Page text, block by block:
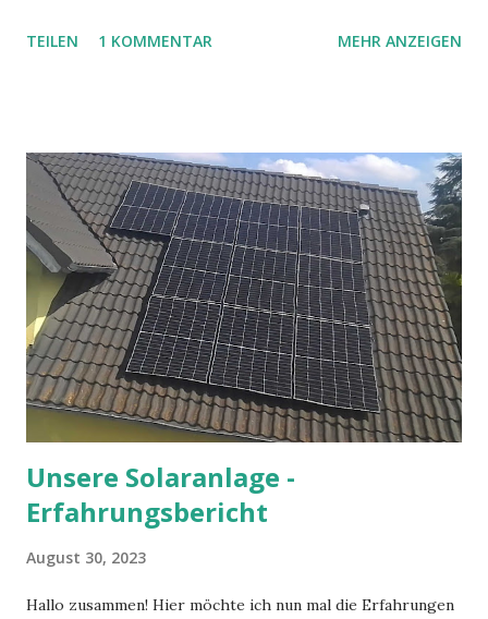
oft schwer. Bei ihm bin ich zur Erstkommunion gegangen,
prägend war für mich die Vermittlung des Wissens, dass die
Naturwissenschaften und der Glaube keine Gegensätze
sein sollten und man natürlich auch als Christ nicht davon
ausgehen muss, dass die Welt in 6 Tagen geschaffen wurde.
Seine Einsichten machten es mir einfacher, an Dinge zu
glauben, die ich sonst vielleicht verworfen hätte. Manche
könnten sagen, er habe den Kampf gegen den Krebs
verloren. In einer kölschen Mess hätte er darauf vielleicht
scherzhaft entgegnet, dass er und der Kreb...
TEILEN 1 KOMMENTAR MEHR ANZEIGEN
Unsere Solaranlage -
Erfahrungsbericht
August 30, 2023
Hallo zusammen! Hier möchte ich nun mal die Erfahrungen